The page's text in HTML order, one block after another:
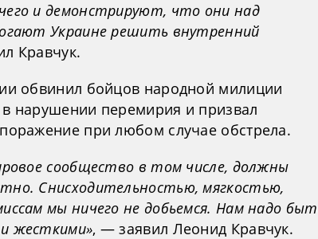
и демонстрируют, что они над
Украине решить внутренний
Кравчук.
обвинил бойцов народной милиции
в нарушении перемирия и призвал
при любом случае обстрела.
сообщество в том числе, должны
Снисходительностью, мягкостью,
мы ничего не добьемся. Нам надо
жесткими», — заявил Леонид Кравчук.